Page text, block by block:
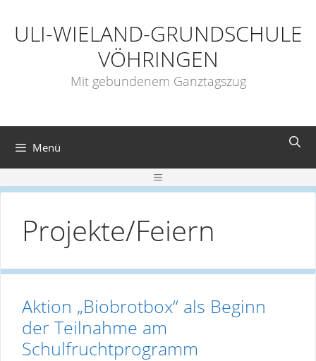
Inhalt
springen
ULI-WIELAND-GRUNDSCHULE
VÖHRINGEN
Mit gebundenem Ganztagszug
Menü
Projekte/Feiern
Aktion „Biobrotbox“ als Beginn
der Teilnahme am
Schulfruchtprogramm